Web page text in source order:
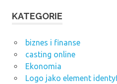
KATEGORIE
biznes i finanse
casting online
Ekonomia
Logo jako element